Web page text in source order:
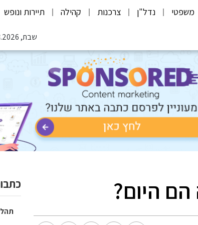
משפטי נדל"ן צרכנות קהילה תיירות ונופש
שבת, 08.08.2026
הם היום?